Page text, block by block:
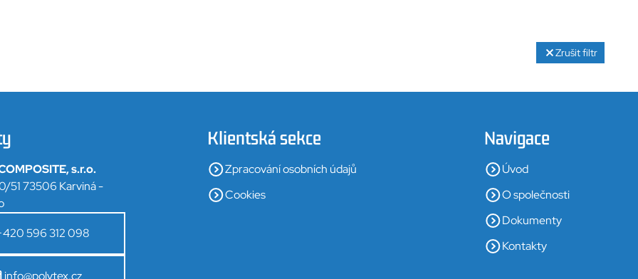
Zrušit filtr
s.r.o.
51 73506 Karviná -
596 312 098
info@polytex.cz
Klientská sekce
Zpracování osobních údajů
Cookies
Navigace
Úvod
O společnosti
Dokumenty
Kontakty